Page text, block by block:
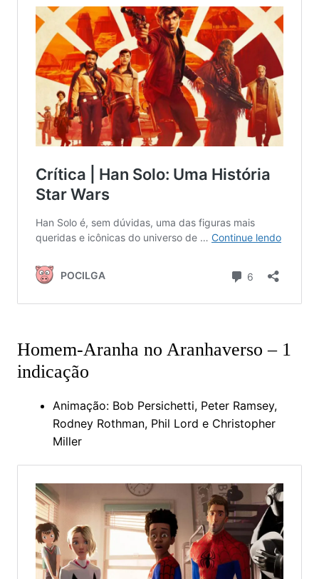
Homem-Aranha no Aranhaverso – 1
indicação
Animação: Bob Persichetti, Peter Ramsey,
Rodney Rothman, Phil Lord e Christopher
Miller